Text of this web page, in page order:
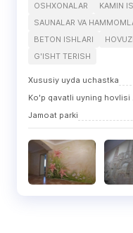
OSHXONALAR KAMIN
SAUNALAR VA
BETON ISHLARI
G'ISHT TERISH
Xususiy uyda uchastka
Jamoat parki